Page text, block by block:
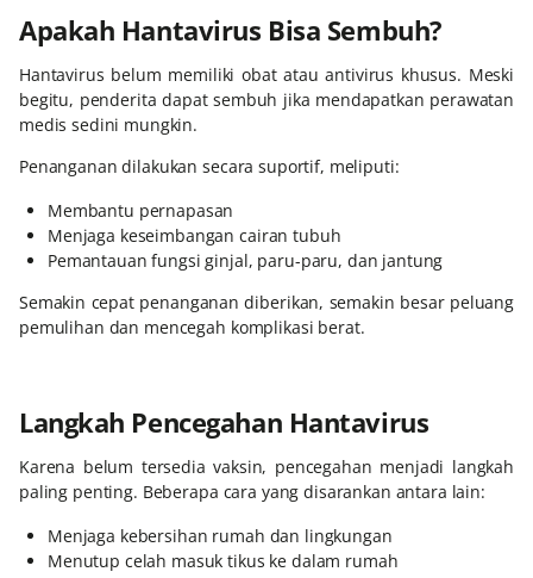
Apakah Hantavirus Bisa Sembuh?
Hantavirus belum memiliki obat atau antivirus khusus. Meski
begitu, penderita dapat sembuh jika mendapatkan perawatan
medis sedini mungkin.
Penanganan dilakukan secara suportif, meliputi:
Membantu pernapasan
Menjaga keseimbangan cairan tubuh
Pemantauan fungsi ginjal, paru-paru, dan jantung
Semakin cepat penanganan diberikan, semakin besar peluang
pemulihan dan mencegah komplikasi berat.
Langkah Pencegahan Hantavirus
Karena belum tersedia vaksin, pencegahan menjadi langkah
paling penting. Beberapa cara yang disarankan antara lain:
Menjaga kebersihan rumah dan lingkungan
Menutup celah masuk tikus ke dalam rumah